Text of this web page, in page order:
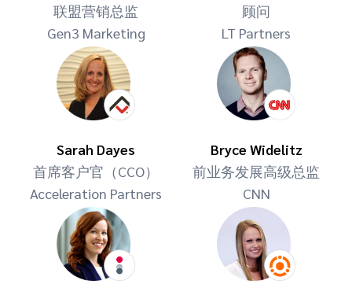
联盟营销总监
Gen3 Marketing
顾问
LT Partners
Sarah Dayes
首席客户官（CCO）
Acceleration Partners
Bryce Widelitz
前业务发展高级总监
CNN